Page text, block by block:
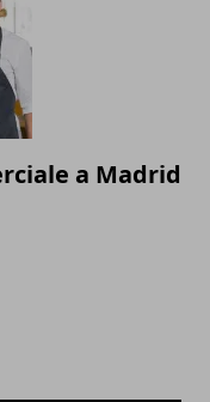
a Madrid